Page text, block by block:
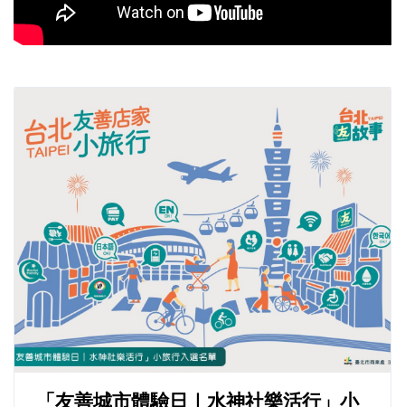
「友善城市體驗日｜水神社樂活行」小